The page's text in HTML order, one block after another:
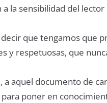
la sensibilidad del lector
que tengamos que
y respetuosas, que
a aquel documento de
poner en